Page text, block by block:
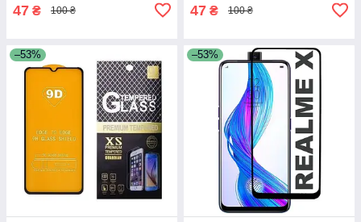
47 ₴ 100 ₴ 47 ₴ 100 ₴
–53% –53%